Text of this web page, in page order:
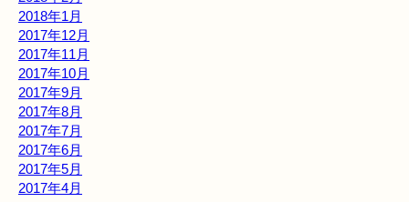
2018年1月
2017年12月
2017年11月
2017年10月
2017年9月
2017年8月
2017年7月
2017年6月
2017年5月
2017年4月